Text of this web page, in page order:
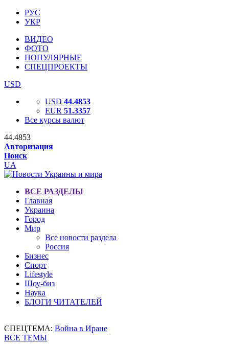
РУС
УКР
ВИДЕО
ФОТО
ПОПУЛЯРНЫЕ
СПЕЦПРОЕКТЫ
USD
USD 44.4853
EUR 51.3357
Все курсы валют
44.4853
Авторизация
Поиск
UA
ВСЕ РАЗДЕЛЫ
Главная
Украина
Город
Мир
Все новости раздела
Россия
Бизнес
Спорт
Lifestyle
Шоу-биз
Наука
БЛОГИ ЧИТАТЕЛЕЙ
СПЕЦТЕМА: Война в Иране
ВСЕ ТЕМЫ